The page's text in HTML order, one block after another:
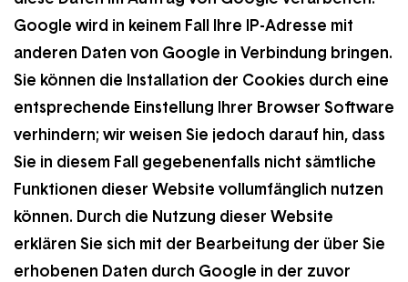
Google wird in keinem Fall Ihre IP-Adresse mit
anderen Daten von Google in Verbindung bringen.
Sie können die Installation der Cookies durch eine
entsprechende Einstellung Ihrer Browser Software
verhindern; wir weisen Sie jedoch darauf hin, dass
Sie in diesem Fall gegebenenfalls nicht sämtliche
Funktionen dieser Website vollumfänglich nutzen
können. Durch die Nutzung dieser Website
erklären Sie sich mit der Bearbeitung der über Sie
erhobenen Daten durch Google in der zuvor